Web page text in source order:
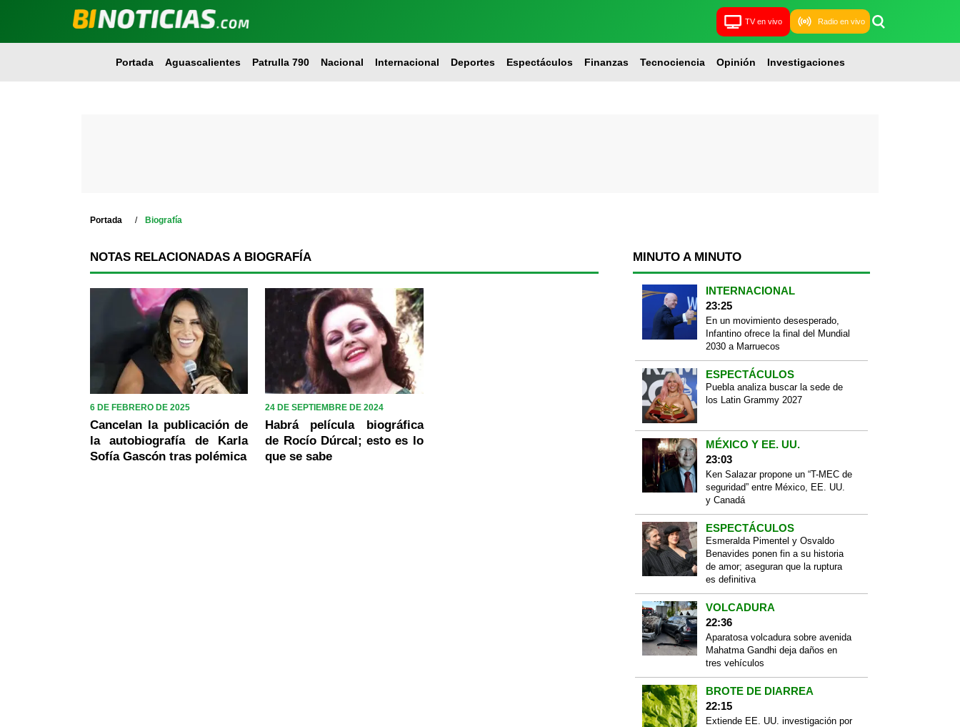
TV en vivo Radio en vivo
Portada Aguascalientes Patrulla 790 Nacional Internacional Deportes Espectáculos Finanzas Tecnociencia Opinión Investigaciones
Portada Biografía
NOTAS RELACIONADAS A BIOGRAFÍA
6 DE FEBRERO DE 2025
Cancelan la publicación de
la autobiografía de Karla
Sofía Gascón tras polémica
24 DE SEPTIEMBRE DE 2024
Habrá película biográfica
de Rocío Dúrcal; esto es lo
que se sabe
MINUTO A MINUTO
INTERNACIONAL
23:25
En un movimiento desesperado,
Infantino ofrece la final del Mundial
2030 a Marruecos
ESPECTÁCULOS
Puebla analiza buscar la sede de
los Latin Grammy 2027
MÉXICO Y EE. UU.
23:03
Ken Salazar propone un “T-MEC de
seguridad” entre México, EE. UU.
y Canadá
ESPECTÁCULOS
Esmeralda Pimentel y Osvaldo
Benavides ponen fin a su historia
de amor; aseguran que la ruptura
es definitiva
VOLCADURA
22:36
Aparatosa volcadura sobre avenida
Mahatma Gandhi deja daños en
tres vehículos
BROTE DE DIARREA
22:15
Extiende EE. UU. investigación por